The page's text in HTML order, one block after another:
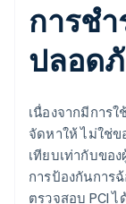
การชำ
ปลอด
เนื่องจากมีการ
จัดหาให้ ไม่ใช่
เทียบเท่ากับขอ
การป้องกันการ
ตรวจสอบ PCI